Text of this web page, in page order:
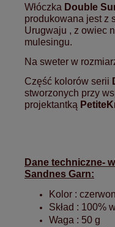
Włóczka Double
produkowana jest z
Urugwaju , z owiec
mulesingu.
Na sweter w
Część kolorów serii
stworzonych przy
projektantką
Dane techniczne-
Sandnes Garn:
Kolor :
Skład : 100%
Waga : 50 g